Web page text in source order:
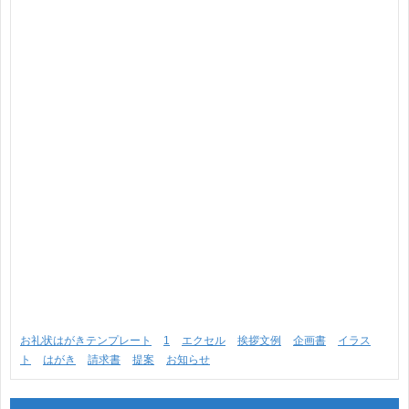
お礼状はがきテンプレート 1 エクセル 挨拶文例 企画書
イラス
ト
はがき 請求書 提案 お知らせ